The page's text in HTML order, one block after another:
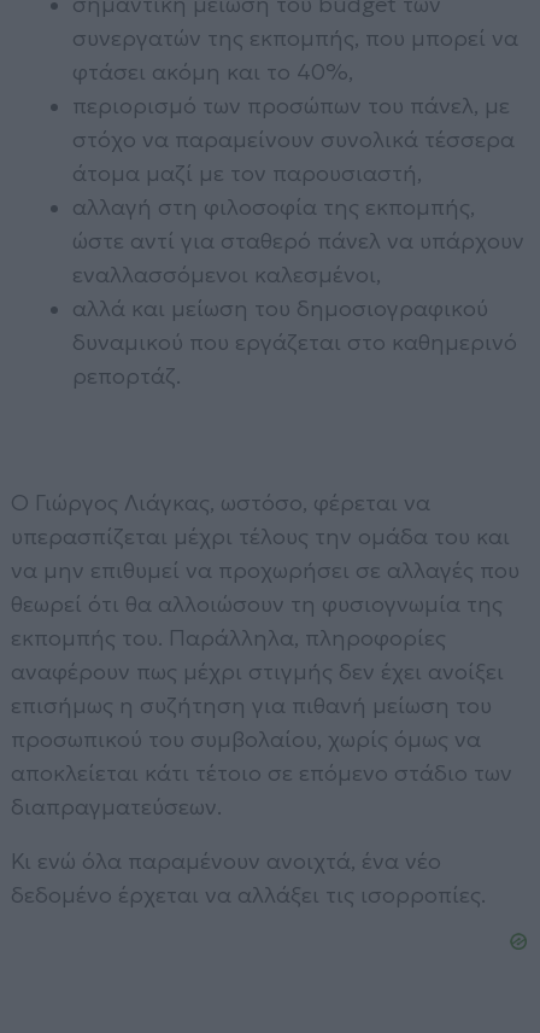
συνεργατών της εκπομπής, που μπορεί να
φτάσει ακόμη και το 40%,
περιορισμό των προσώπων του πάνελ, με
στόχο να παραμείνουν συνολικά τέσσερα
άτομα μαζί με τον παρουσιαστή,
αλλαγή στη φιλοσοφία της εκπομπής,
ώστε αντί για σταθερό πάνελ να υπάρχουν
εναλλασσόμενοι καλεσμένοι,
αλλά και μείωση του δημοσιογραφικού
δυναμικού που εργάζεται στο καθημερινό
ρεπορτάζ.
Ο Γιώργος Λιάγκας, ωστόσο, φέρεται να
υπερασπίζεται μέχρι τέλους την ομάδα του και
να μην επιθυμεί να προχωρήσει σε αλλαγές που
θεωρεί ότι θα αλλοιώσουν τη φυσιογνωμία της
εκπομπής του. Παράλληλα, πληροφορίες
αναφέρουν πως μέχρι στιγμής δεν έχει ανοίξει
επισήμως η συζήτηση για πιθανή μείωση του
προσωπικού του συμβολαίου, χωρίς όμως να
αποκλείεται κάτι τέτοιο σε επόμενο στάδιο των
διαπραγματεύσεων.
Κι ενώ όλα παραμένουν ανοιχτά, ένα νέο
δεδομένο έρχεται να αλλάξει τις ισορροπίες.